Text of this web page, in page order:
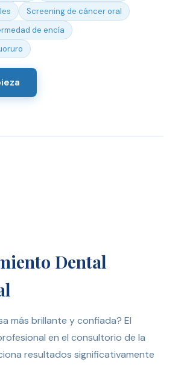
Screening de cáncer oral
de encía
Dental
más brillante y confiada? El
en el consultorio de la
resultados significativamente